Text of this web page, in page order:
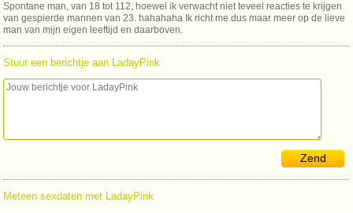
Spontane man, van 18 tot 112, hoewel ik verwacht niet teveel reacties te krijgen
van gespierde mannen van 23. hahahaha Ik richt me dus maar meer op de lieve
man van mijn eigen leeftijd en daarboven.
Stuur een berichtje aan LadayPink
Zend
Meteen sexdaten met LadayPink